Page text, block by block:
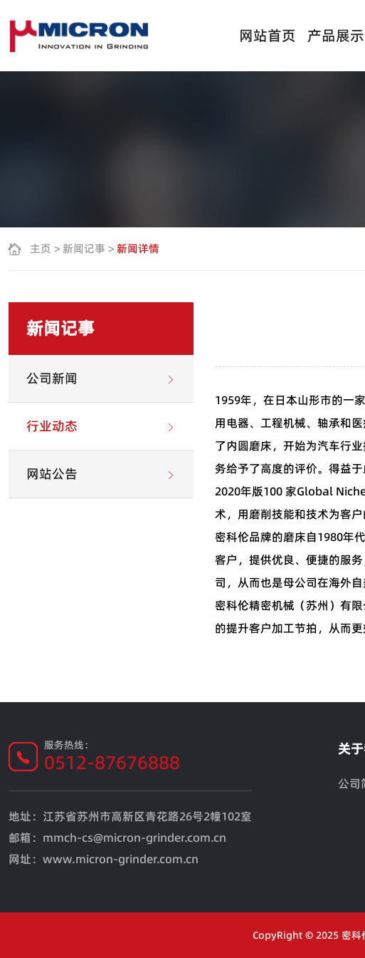
网站首页 产品展示
主页 >新闻记事 >新闻详情
新闻记事
公司新闻
行业动态
网站公告
1959年，在日本山形市的一
用电器、工程机械、轴承和
了内圆磨床，开始为汽车行
务给予了高度的评价。得益
2020年版100 家Global
术，用磨削技能和技术为客户
密科伦品牌的磨床自1980年
客户，提供优良、便捷的服
司，从而也是母公司在海外
密科伦精密机械（苏州）有
的提升客户加工节拍，从而
服务热线：
0512-87676888
地址：江苏省苏州市高新区青花路26号2幢102室
邮箱：mmch-cs@micron-grinder.com.cn
网址：www.micron-grinder.com.cn
关
公司
CopyRight © 2025 密科